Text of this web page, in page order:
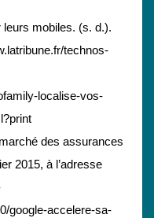
mobiles. (s. d.).
technos-
localise-vos-
des assurances
2015, à l’adresse
google-accelere-sa-